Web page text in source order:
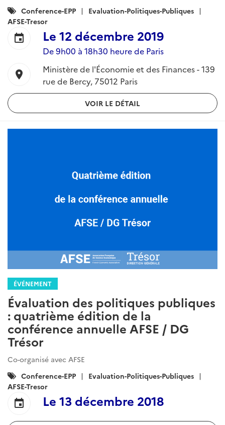
Catégories
:
Conference-EPP
Evaluation-Politiques-Publiques
AFSE-Tresor
event Le 12 décembre 2019
De 9h00 à 18h30 heure de Paris
location_on
Ministère de l'Économie et des Finances - 139
rue de Bercy, 75012 Paris
VOIR LE DÉTAIL
ÉVÉNEMENT
Évaluation des politiques publiques
: quatrième édition de la
conférence annuelle AFSE / DG
Trésor
Co-organisé avec AFSE
Catégories
:
Conference-EPP
Evaluation-Politiques-Publiques
AFSE-Tresor
event Le 13 décembre 2018